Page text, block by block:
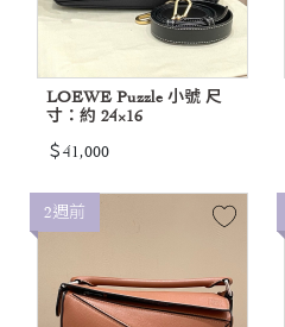
LOEWE Puzzle 小號 尺
寸：約 24×16
＄41,000
2週前